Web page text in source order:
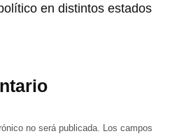
en distintos estados
no será publicada. Los campos